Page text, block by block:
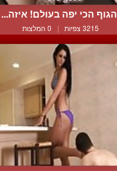
הגוף הכי יפה בעולם! איזה...
3215 צפיות | 0 המלצות